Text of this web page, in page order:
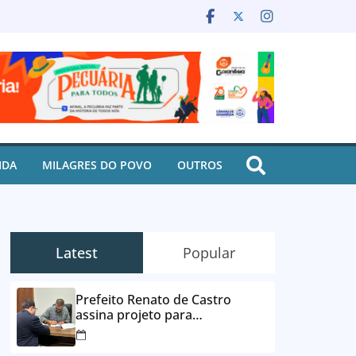
MILAGRES DO POVO OUTROS
Latest Popular
Prefeito Renato de Castro
assina projeto para
desbloqueio de contas e
parcelamento de dívidas em até